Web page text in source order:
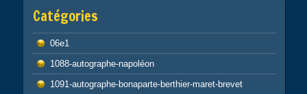
Catégories
06e1
1088-autographe-napoléon
1091-autographe-bonaparte-berthier-maret-brevet